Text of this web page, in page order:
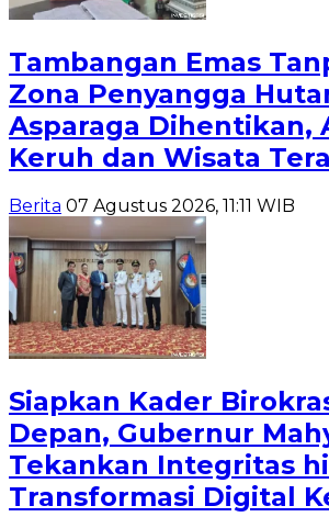
Tambangan Emas
Zona Penyangga
Asparaga Dihentikan,
Keruh dan Wisata
Berita 07 Agustus 2026, 11:11 WIB
Siapkan Kader
Depan, Gubernur
Tekankan Integritas
Transformasi Digital